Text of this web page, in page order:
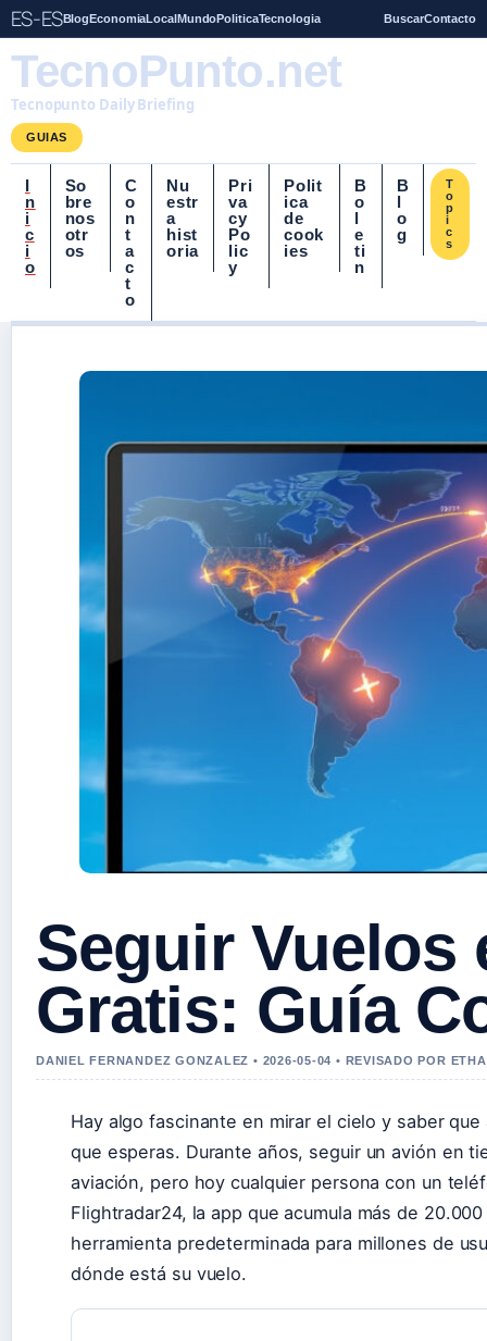
ES-ESBlogEconomiaLocalMundoPoliticaTecnologia BuscarContacto
TecnoPunto.net
Tecnopunto Daily Briefing
GUIAS
I
n
i
c
i
o
So
bre
nos
otr
os
C
o
n
t
a
c
t
o
Nu
estr
a
hist
oria
Pri
va
cy
Po
lic
y
Polit
ica
de
cook
ies
B
o
l
e
ti
n
B
l
o
g
T
o
p
i
c
s
Seguir Vuelos
Gratis: Guía
DANIEL FERNANDEZ GONZALEZ • 2026-05-04 • REVISADO POR
Hay algo fascinante en mirar el cielo y saber
que esperas. Durante años, seguir un avión en
aviación, pero hoy cualquier persona con un
Flightradar24, la app que acumula más de
herramienta predeterminada para millones de
dónde está su vuelo.